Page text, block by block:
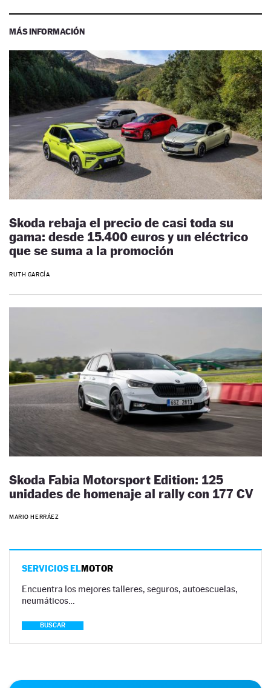
MÁS INFORMACIÓN
Skoda rebaja el precio de casi toda su
gama: desde 15.400 euros y un eléctrico
que se suma a la promoción
RUTH GARCÍA
Skoda Fabia Motorsport Edition: 125
unidades de homenaje al rally con 177 CV
MARIO HERRÁEZ
SERVICIOS ELMOTOR
Encuentra los mejores talleres, seguros, autoescuelas,
neumáticos…
BUSCAR